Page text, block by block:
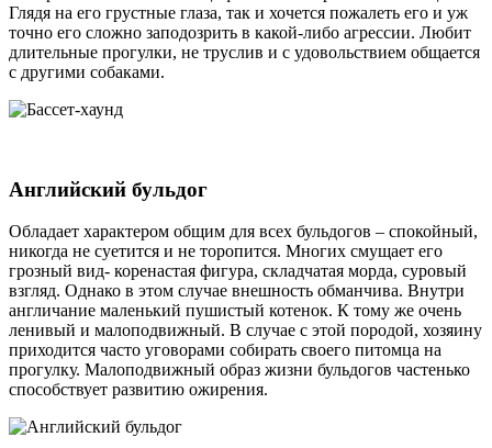
Глядя на его грустные глаза, так и хочется пожалеть его и уж
точно его сложно заподозрить в какой-либо агрессии. Любит
длительные прогулки, не труслив и с удовольствием общается
с другими собаками.
Английский бульдог
Обладает характером общим для всех бульдогов – спокойный,
никогда не суетится и не торопится. Многих смущает его
грозный вид- коренастая фигура, складчатая морда, суровый
взгляд. Однако в этом случае внешность обманчива. Внутри
англичание маленький пушистый котенок. К тому же очень
ленивый и малоподвижный. В случае с этой породой, хозяину
приходится часто уговорами собирать своего питомца на
прогулку. Малоподвижный образ жизни бульдогов частенько
способствует развитию ожирения.